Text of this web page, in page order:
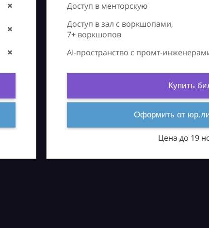
Доступ в менторскую
Доступ в зал с воркшопами,
7+ воркшопов
AI-пространство с промт-
Купить
Оформить от
Цена до 19